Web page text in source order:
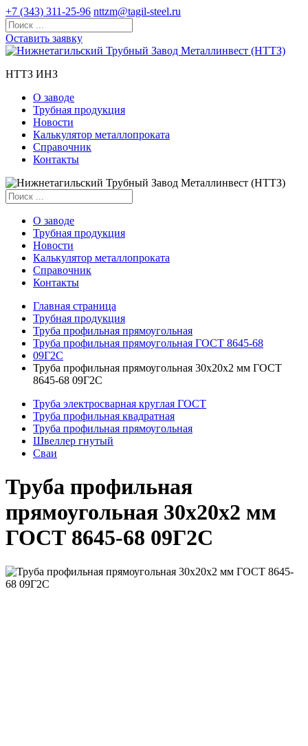
+7 (343) 311-25-96 nttzm@tagil-steel.ru
Оставить заявку
НТТЗ ИНЗ
О заводе
Трубная продукция
Новости
Калькулятор металлопроката
Справочник
Контакты
О заводе
Трубная продукция
Новости
Калькулятор металлопроката
Справочник
Контакты
Главная страница
Трубная продукция
Труба профильная прямоугольная
Труба профильная прямоугольная ГОСТ 8645-68
09Г2С
Труба профильная прямоугольная 30x20x2 мм ГОСТ
8645-68 09Г2С
Труба электросварная круглая ГОСТ
Труба профильная квадратная
Труба профильная прямоугольная
Швеллер гнутый
Сваи
Труба профильная
прямоугольная 30x20x2 мм
ГОСТ 8645-68 09Г2С